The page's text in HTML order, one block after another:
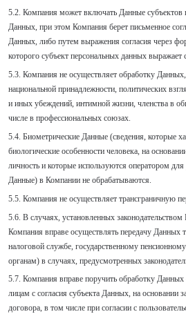
5.2. Компания может включать Данные субъектов
Данных, при этом Компания берет письменное
Данных, либо путем выражения согласия через
которого субъект персональных данных выражает
5.3. Компания не осуществляет обработку
национальной принадлежности, политических
и иных убеждений, интимной жизни, членства в
числе в профессиональных союзах.
5.4. Биометрические Данные (сведения, которые
биологические особенности человека, на
личность и которые используются оператором для
Данные) в Компании не обрабатываются.
5.5. Компания не осуществляет трансграничную
5.6. В случаях, установленных законодательством
Компания вправе осуществлять передачу Данных
налоговой службе, государственному
органам) в случаях, предусмотренных
5.7. Компания вправе поручить обработку
лицам с согласия субъекта Данных, на основании
договора, в том числе при согласии с